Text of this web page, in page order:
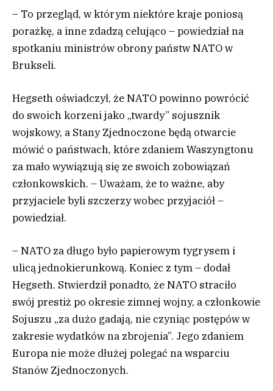
– To przegląd, w którym niektóre kraje poniosą
porażkę, a inne zdadzą celująco – powiedział na
spotkaniu ministrów obrony państw NATO w
Brukseli.
Hegseth oświadczył, że NATO powinno powrócić
do swoich korzeni jako „twardy” sojusznik
wojskowy, a Stany Zjednoczone będą otwarcie
mówić o państwach, które zdaniem Waszyngtonu
za mało wywiązują się ze swoich zobowiązań
członkowskich. – Uważam, że to ważne, aby
przyjaciele byli szczerzy wobec przyjaciół –
powiedział.
– NATO za długo było papierowym tygrysem i
ulicą jednokierunkową. Koniec z tym – dodał
Hegseth. Stwierdził ponadto, że NATO straciło
swój prestiż po okresie zimnej wojny, a członkowie
Sojuszu „za dużo gadają, nie czyniąc postępów w
zakresie wydatków na zbrojenia”. Jego zdaniem
Europa nie może dłużej polegać na wsparciu
Stanów Zjednoczonych.